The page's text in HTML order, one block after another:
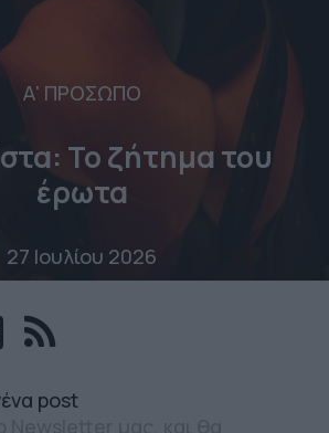
Α' ΠΡΟΣΩΠΟ
Το ζήτημα του
έρωτα
27 Ιουλίου 2026
post